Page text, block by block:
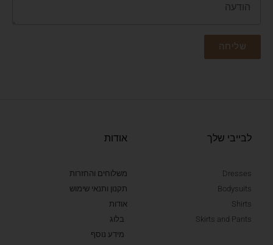
שליחה
לבייבי שלך
Dresses
Bodysuits
Shirts
Skirts and Pants
אודות
משלוחים והחזרות
תקנון ותנאי שימוש
אודות
בלוג
מידע נוסף